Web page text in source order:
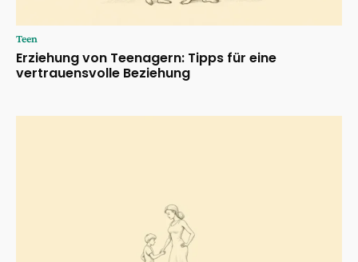
Teen
Erziehung von Teenagern: Tipps für eine
vertrauensvolle Beziehung